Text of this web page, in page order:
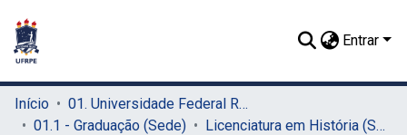
Entrar
Início
01. Universidade Federal Rural de Pernambuco - UFRPE (Sede)
01.1 - Graduação (Sede)
Licenciatura em História (Sede)